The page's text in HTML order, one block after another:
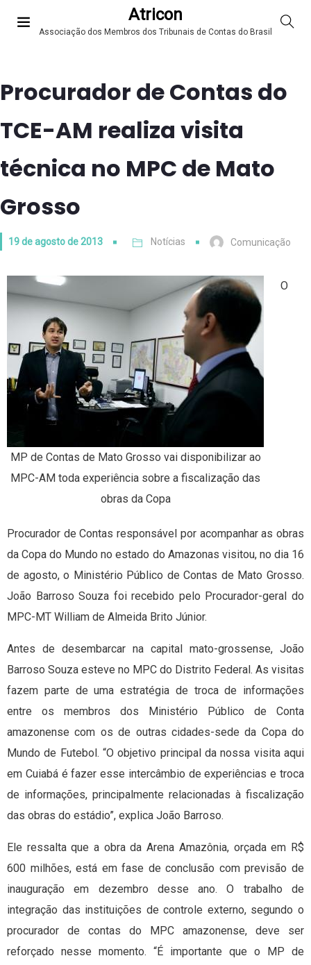
Atricon
Associação dos Membros dos Tribunais de Contas do Brasil
Procurador de Contas do
TCE-AM realiza visita
técnica no MPC de Mato
Grosso
19 de agosto de 2013 Notícias Comunicação
MP de Contas de Mato Grosso vai disponibilizar ao
MPC-AM toda experiência sobre a fiscalização das
obras da Copa
O
Procurador de Contas responsável por acompanhar as obras
da Copa do Mundo no estado do Amazonas visitou, no dia 16
de agosto, o Ministério Público de Contas de Mato Grosso.
João Barroso Souza foi recebido pelo Procurador-geral do
MPC-MT William de Almeida Brito Júnior.
Antes de desembarcar na capital mato-grossense, João
Barroso Souza esteve no MPC do Distrito Federal. As visitas
fazem parte de uma estratégia de troca de informações
entre os membros dos Ministério Público de Conta
amazonense com os de outras cidades-sede da Copa do
Mundo de Futebol. “O objetivo principal da nossa visita aqui
em Cuiabá é fazer esse intercâmbio de experiências e troca
de informações, principalmente relacionadas à fiscalização
das obras do estádio”, explica João Barroso.
Ele ressalta que a obra da Arena Amazônia, orçada em R$
600 milhões, está em fase de conclusão com previsão de
inauguração em dezembro desse ano. O trabalho de
integração das instituições de controle externo, segundo o
procurador de contas do MPC amazonense, deve ser
reforçado nesse momento. “É importante que o MP de